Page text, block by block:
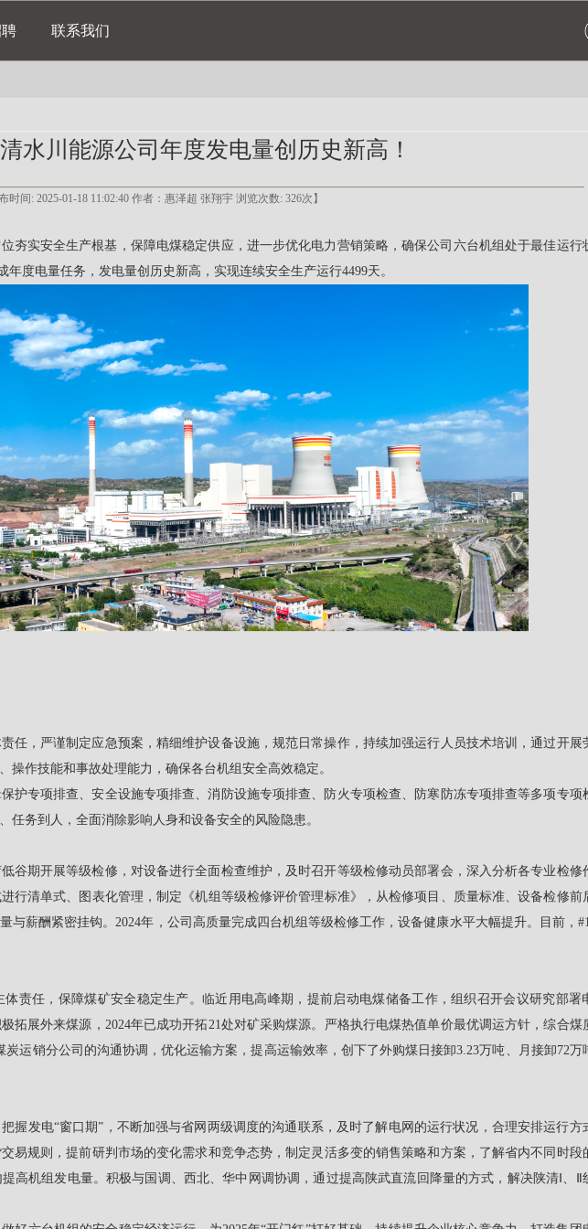
联系我们
水川能源公司年度发电量创历史新高！
布时间: 2025-01-18 11:02:40 作者：惠泽超 张翔宇 浏览次数: 326次】
夯实安全生产根基，保障电煤稳定供应，进一步优化电力营销策略，确保公司六台机组处于最佳运行
度电量任务，发电量创历史新高，实现连续安全生产运行4499天。
任，严谨制定应急预案，精细维护设备设施，规范日常操作，持续加强运行人员技术培训，通过开展
作技能和事故处理能力，确保各台机组安全高效稳定。
护专项排查、安全设施专项排查、消防设施专项排查、防火专项检查、防寒防冻专项排查等多项专项
务到人，全面消除影响人身和设备安全的风险隐患。
谷期开展等级检修，对设备进行全面检查维护，及时召开等级检修动员部署会，深入分析各专业检修
行清单式、图表化管理，制定《机组等级检修评价管理标准》，从检修项目、质量标准、设备检修前
与薪酬紧密挂钩。2024年，公司高质量完成四台机组等级检修工作，设备健康水平大幅提升。目前，
责任，保障煤矿安全稳定生产。临近用电高峰期，提前启动电煤储备工作，组织召开会议研究部署
拓展外来煤源，2024年已成功开拓21处对矿采购煤源。严格执行电煤热值单价最优调运方针，综合煤
运销分公司的沟通协调，优化运输方案，提高运输效率，创下了外购煤日接卸3.23万吨、月接卸72万
握发电“窗口期”，不断加强与省网两级调度的沟通联系，及时了解电网的运行状况，合理安排运行方
易规则，提前研判市场的变化需求和竞争态势，制定灵活多变的销售策略和方案，了解省内不同时段
高机组发电量。积极与国调、西北、华中网调协调，通过提高陕武直流回降量的方式，解决陕清Ⅰ、Ⅱ